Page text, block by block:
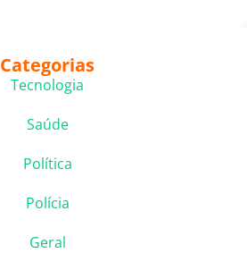
Categorias
Tecnologia
Saúde
Política
Polícia
Geral